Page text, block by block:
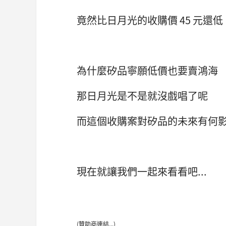
竟然比日月光的收購價 45 元還低
為什麼矽品寧願低價也要賣鴻海
那日月光是不是就沒戲唱了呢
而這個收購案對矽品的未來有何
現在就讓我們一起來看看吧...
(贊助商連結...)